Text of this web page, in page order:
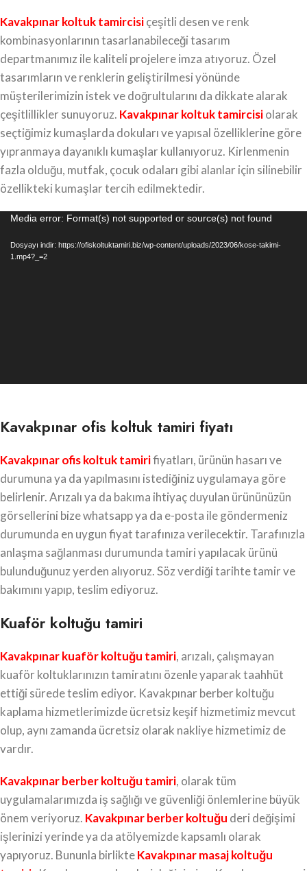
Kavakpınar koltuk tamircisiçeşitli desen ve renk
kombinasyonlarının tasarlanabileceği tasarım
departmanımız ile kaliteli projelere imza atıyoruz. Özel
tasarımların ve renklerin geliştirilmesi yönünde
müşterilerimizin istek ve doğrultularını da dikkate alarak
çeşitlillikler sunuyoruz. Kavakpınar koltuk tamircisiolarak
seçtiğimiz kumaşlarda dokuları ve yapısal özelliklerine göre
yıpranmaya dayanıklı kumaşlar kullanıyoruz. Kirlenmenin
fazla olduğu, mutfak, çocuk odaları gibi alanlar için silinebilir
özellikteki kumaşlar tercih edilmektedir.
Video
oynatıcı
Media error: Format(s) not supported or source(s) not found
Dosyayı indir: https://ofiskoltuktamiri.biz/wp-content/uploads/2023/06/kose-takimi-
1.mp4?_=2
Kavakpınar ofis koltuk tamiri fiyatı
Kavakpınar ofis koltuk tamirifiyatları, ürünün hasarı ve
durumuna ya da yapılmasını istediğiniz uygulamaya göre
belirlenir. Arızalı ya da bakıma ihtiyaç duyulan ürününüzün
görsellerini bize whatsapp ya da e-posta ile göndermeniz
durumunda en uygun fiyat tarafınıza verilecektir. Tarafınızla
anlaşma sağlanması durumunda tamiri yapılacak ürünü
bulunduğunuz yerden alıyoruz. Söz verdiği tarihte tamir ve
bakımını yapıp, teslim ediyoruz.
Kuaför koltuğu tamiri
Kavakpınar kuaför koltuğu tamiri, arızalı, çalışmayan
kuaför koltuklarınızın tamiratını özenle yaparak taahhüt
ettiği sürede teslim ediyor. Kavakpınar berber koltuğu
kaplama hizmetlerimizde ücretsiz keşif hizmetimiz mevcut
olup, aynı zamanda ücretsiz olarak nakliye hizmetimiz de
vardır.
Kavakpınar berber koltuğu tamiri, olarak tüm
uygulamalarımızda iş sağlığı ve güvenliği önlemlerine büyük
önem veriyoruz. Kavakpınar berber koltuğu deri değişimi
işlerinizi yerinde ya da atölyemizde kapsamlı olarak
yapıyoruz. Bununla birlikteKavakpınar masaj koltuğu